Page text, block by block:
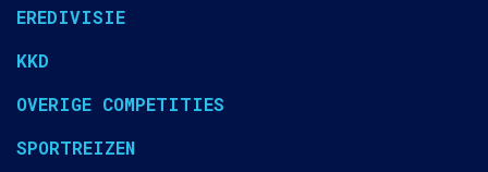
EREDIVISIE
KKD
OVERIGE COMPETITIES
SPORTREIZEN